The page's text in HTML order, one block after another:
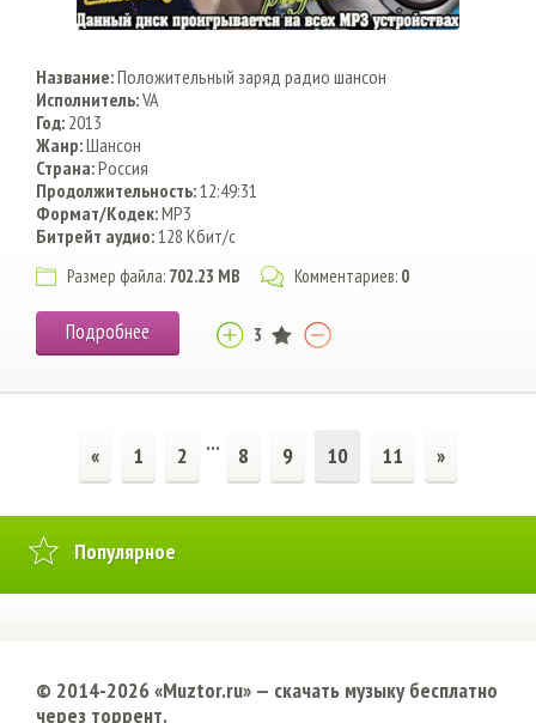
Название:Положительный заряд радио шансон
Исполнитель:VA
Год: 2013
Жанр:Шансон
Страна:Россия
Продолжительность:12:49:31
Формат/Кодек:MP3
Битрейт аудио:128 Кбит/с
Размер файла: 702.23 MB Комментариев: 0
Подробнее 3
« 1 2 ... 8 9 10 11 »
Популярное
© 2014-2026 «Muztor.ru» — cкачать музыку бесплатно
через торрент.